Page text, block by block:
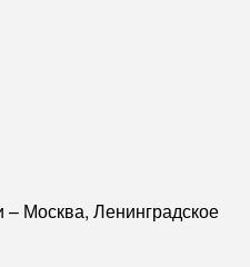
– Москва, Ленинградское